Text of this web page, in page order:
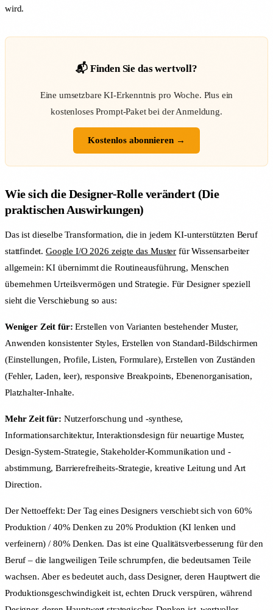
wird.
📬 Finden Sie das wertvoll?
Eine umsetzbare KI-Erkenntnis pro Woche. Plus ein
kostenloses Prompt-Paket bei der Anmeldung.
Kostenlos abonnieren →
Wie sich die Designer-Rolle verändert (Die
praktischen Auswirkungen)
Das ist dieselbe Transformation, die in jedem KI-unterstützten Beruf
stattfindet.Google I/O 2026 zeigte das Muster für Wissensarbeiter
allgemein: KI übernimmt die Routineausführung, Menschen
übernehmen Urteilsvermögen und Strategie. Für Designer speziell
sieht die Verschiebung so aus:
Weniger Zeit für: Erstellen von Varianten bestehender Muster,
Anwenden konsistenter Styles, Erstellen von Standard-Bildschirmen
(Einstellungen, Profile, Listen, Formulare), Erstellen von Zuständen
(Fehler, Laden, leer), responsive Breakpoints, Ebenenorganisation,
Platzhalter-Inhalte.
Mehr Zeit für: Nutzerforschung und -synthese,
Informationsarchitektur, Interaktionsdesign für neuartige Muster,
Design-System-Strategie, Stakeholder-Kommunikation und -
abstimmung, Barrierefreiheits-Strategie, kreative Leitung und Art
Direction.
Der Nettoeffekt: Der Tag eines Designers verschiebt sich von 60%
Produktion / 40% Denken zu 20% Produktion (KI lenken und
verfeinern) / 80% Denken. Das ist eine Qualitätsverbesserung für den
Beruf – die langweiligen Teile schrumpfen, die bedeutsamen Teile
wachsen. Aber es bedeutet auch, dass Designer, deren Hauptwert die
Produktionsgeschwindigkeit ist, echten Druck verspüren, während